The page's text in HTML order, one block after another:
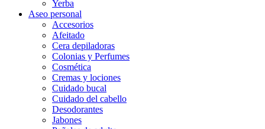
Yerba
Aseo personal
Accesorios
Afeitado
Cera depiladoras
Colonias y Perfumes
Cosmética
Cremas y lociones
Cuidado bucal
Cuidado del cabello
Desodorantes
Jabones